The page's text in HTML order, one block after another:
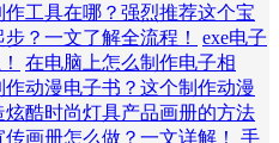
作工具在哪？强烈推荐这个宝
？一文了解全流程！
exe电子
在电脑上怎么制作电子相
作动漫电子书？这个制作动漫
炫酷时尚灯具产品画册的方法
画册怎么做？一文详解！
手